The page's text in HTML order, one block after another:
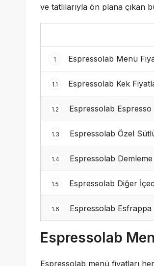
ve tatlılarıyla ön plana çıkan
1 Espressolab Menü
1.1 Espressolab Kek
1.2 Espressolab Espresso
1.3 Espressolab Özel
1.4 Espressolab
1.5 Espressolab Diğer
1.6 Espressolab Esfrappa
Espressolab
Espressolab menü fiyatları